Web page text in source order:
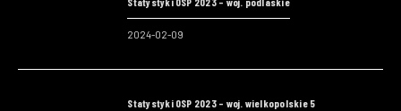
2024-02-09
Statystyki OSP 2023 – woj. wielkopolskie 5